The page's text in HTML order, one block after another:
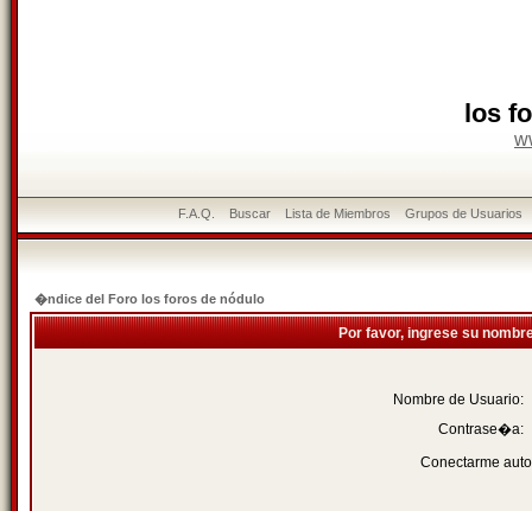
los
F.A.Q. Buscar Lista de Miembros Grupos de Usuarios
�ndice del Foro los foros de nódulo
Por favor, ingrese su
Nombre de Usuario:
Contrase�a:
Conectarme